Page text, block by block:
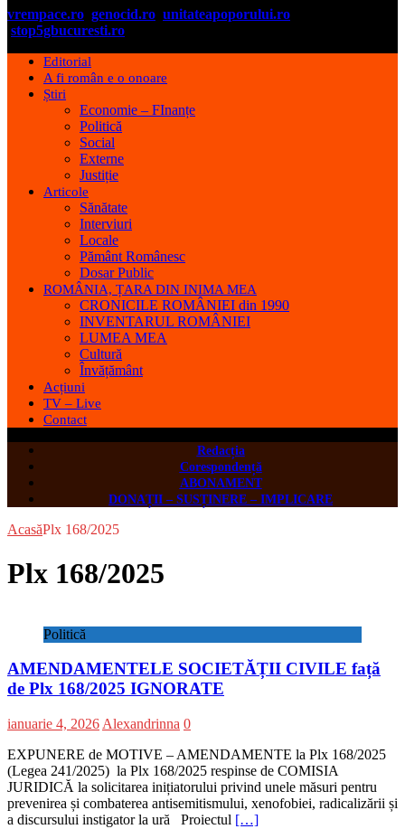
vrempace.ro genocid.ro unitateapoporului.ro
stop5gbucuresti.ro
Editorial
A fi român e o onoare
Știri
Economie – FInanțe
Politică
Social
Externe
Justiție
Articole
Sănătate
Interviuri
Locale
Pământ Românesc
Dosar Public
ROMÂNIA, ȚARA DIN INIMA MEA
CRONICILE ROMÂNIEI din 1990
INVENTARUL ROMÂNIEI
LUMEA MEA
Cultură
Învățământ
Acțiuni
TV – Live
Contact
Redacția
Corespondență
ABONAMENT
DONAȚII – SUSȚINERE – IMPLICARE
AcasăPlx 168/2025
Plx 168/2025
Politică
AMENDAMENTELE SOCIETĂȚII CIVILE față
de Plx 168/2025 IGNORATE
ianuarie 4, 2026 Alexandrinna 0
EXPUNERE de MOTIVE – AMENDAMENTE la Plx 168/2025
(Legea 241/2025) la Plx 168/2025 respinse de COMISIA
JURIDICĂ la solicitarea inițiatorului privind unele măsuri pentru
prevenirea și combaterea antisemitismului, xenofobiei, radicalizării și
a discursului instigator la ură Proiectul […]